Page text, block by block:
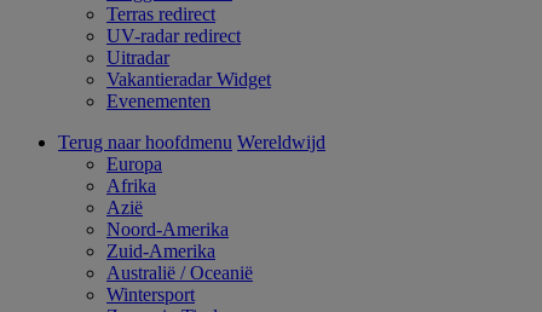
Terras redirect
UV-radar redirect
Uitradar
Vakantieradar Widget
Evenementen
Terug naar hoofdmenu Wereldwijd
Europa
Afrika
Azië
Noord-Amerika
Zuid-Amerika
Australië / Oceanië
Wintersport